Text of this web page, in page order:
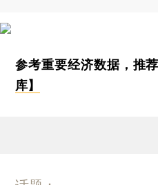
参考重要经济数据，推
库】